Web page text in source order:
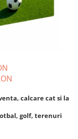
calcare cat si la
golf, terenuri